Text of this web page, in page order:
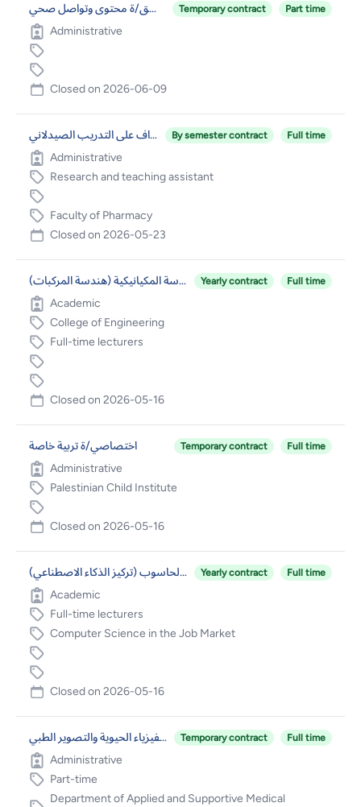
منسق/ة محتوى وتواصل صحي Temporary contract Part time
Administrative
Closed on 2026-06-09
مساعد بحث وتدريس للإشراف على التدريب الصيدلاني By semester contract Full time
Administrative
Research and teaching assistant
Faculty of Pharmacy
Closed on 2026-05-23
عضو هيئة تدريس متفرغ في قسم الهندسة المكيانيكية (هندسة المركبات) Yearly contract Full time
Academic
College of Engineering
Full-time lecturers
Closed on 2026-05-16
اختصاصي/ة تربية خاصة Temporary contract Full time
Administrative
Palestinian Child Institute
Closed on 2026-05-16
عضو هيئة تدريس متفرغ في قسم علم الحاسوب (تركيز الذكاء الاصطناعي) Yearly contract Full time
Academic
Full-time lecturers
Computer Science in the Job Market
Closed on 2026-05-16
فني مختبر/ برنامج الفيزياء الحيوية والتصوير الطبي Temporary contract Full time
Administrative
Part-time
Department of Applied and Supportive Medical